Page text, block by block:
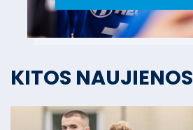
KITOS NAUJIENOS